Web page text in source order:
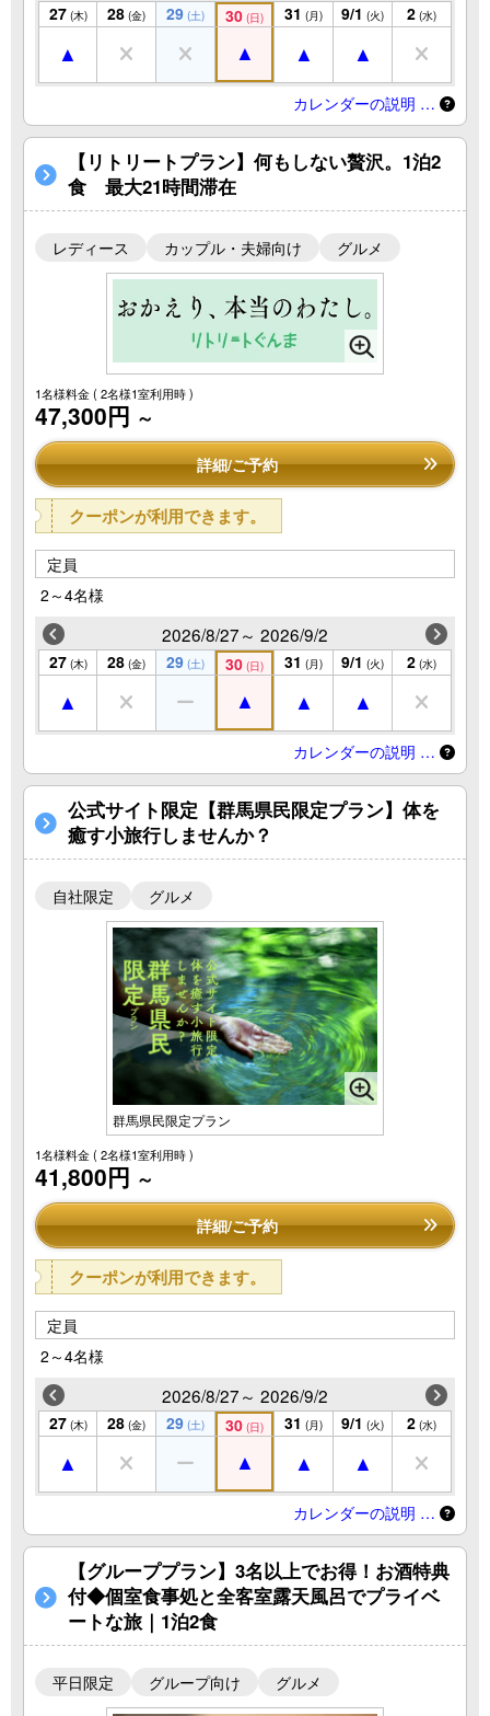
27 (木) 28 (金) 29 (土) 30 (日) 31 (月) 9/1 (火) 2 (水)
カレンダーの説明 …
【リトリートプラン】何もしない贅沢。1泊2
食 最大21時間滞在
レディース カップル・夫婦向け グルメ
1名様料金( 2名様1室利用時 )
47,300円 ～
詳細/ご予約
クーポンが利用できます。
定員
2～4名様
2026/8/27～ 2026/9/2
27 (木) 28 (金) 29 (土) 30 (日) 31 (月) 9/1 (火) 2 (水)
カレンダーの説明 …
公式サイト限定【群馬県民限定プラン】体を
癒す小旅行しませんか？
自社限定 グルメ
群馬県民限定プラン
1名様料金( 2名様1室利用時 )
41,800円 ～
詳細/ご予約
クーポンが利用できます。
定員
2～4名様
2026/8/27～ 2026/9/2
27 (木) 28 (金) 29 (土) 30 (日) 31 (月) 9/1 (火) 2 (水)
カレンダーの説明 …
【グループプラン】3名以上でお得！お酒特典
付◆個室食事処と全客室露天風呂でプライベ
ートな旅｜1泊2食
平日限定 グループ向け グルメ